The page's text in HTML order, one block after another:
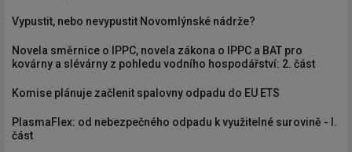
Vypustit, nebo nevypustit Novomlýnské nádrže?
Novela směrnice o IPPC, novela zákona o IPPC a BAT pro
kovárny a slévárny z pohledu vodního hospodářství: 2. část
Komise plánuje začlenit spalovny odpadu do EU ETS
PlasmaFlex: od nebezpečného odpadu k využitelné surovině - I.
část